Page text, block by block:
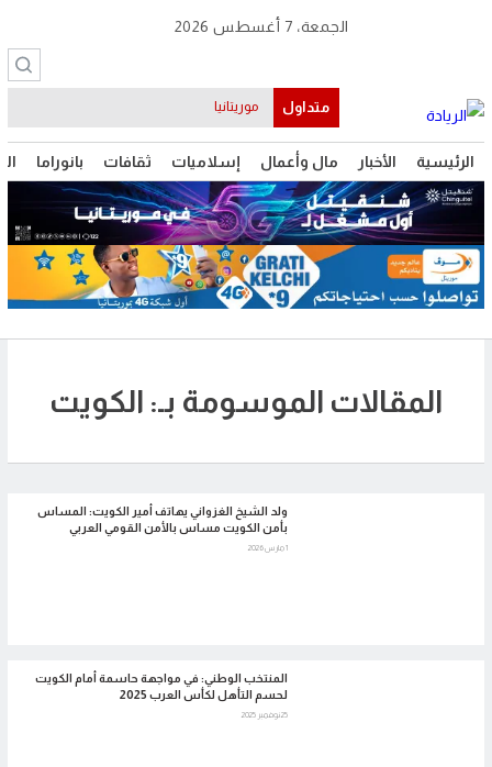
الرئيسية الأخبار مال وأعمال إسلاميات ثقافات بانوراما
الجمعة، 7 أغسطس 2026
متداول موريتانيا
المقالات الموسومة بـ: الكويت
ولد الشيخ الغزواني يهاتف أمير الكويت: المساس
بأمن الكويت مساس بالأمن القومي العربي
1 مارس 2026
المنتخب الوطني: في مواجهة حاسمة أمام الكويت
لحسم التأهل لكأس العرب 2025
25 نوفمبر 2025